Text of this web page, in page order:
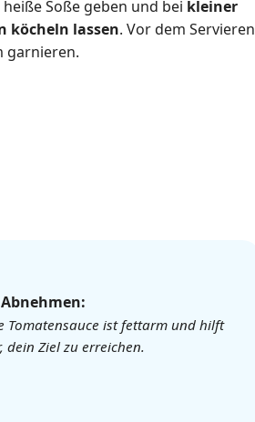
Soße geben und bei kleiner
köcheln lassen. Vor dem Servieren
garnieren.
Tomatensauce ist fettarm und hilft
dein Ziel zu erreichen.